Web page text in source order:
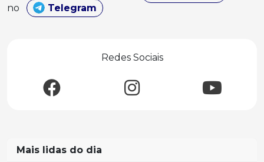
no
Telegram
Redes Sociais
Mais lidas do dia